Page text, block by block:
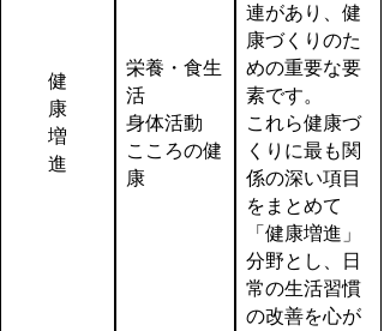
健
康
増
進
栄養・食生
活
身体活動
こころの健
康
連があり、健
康づくりのた
めの重要な要
素です。
これら健康づ
くりに最も関
係の深い項目
をまとめて
「健康増進」
分野とし、日
常の生活習慣
の改善を心が